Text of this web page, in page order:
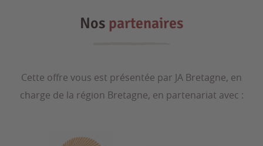
Nos partenaires
Cette offre vous est présentée par JA Bretagne, en
charge de la région Bretagne, en partenariat avec :